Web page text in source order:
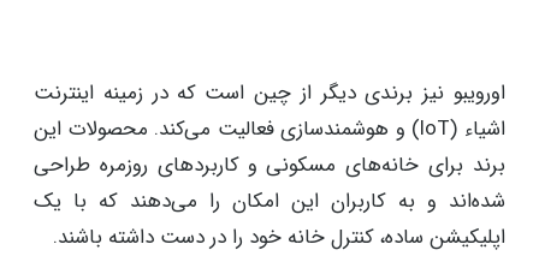
اورویبو نیز برندی دیگر از چین است که در زمینه اینترنت
اشیاء (IoT) و هوشمندسازی فعالیت می‌کند. محصولات این
برند برای خانه‌های مسکونی و کاربردهای روزمره طراحی
شده‌اند و به کاربران این امکان را می‌دهند که با یک
اپلیکیشن ساده، کنترل خانه خود را در دست داشته باشند.